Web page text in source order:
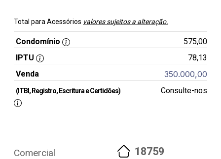
Total para Acessórios valores sujeitos a alteração.
Condomínio
575,00
IPTU
78,13
Venda
350.000,00
(ITBI, Registro, Escritura e Certidões) Consulte-nos
Comercial 18759